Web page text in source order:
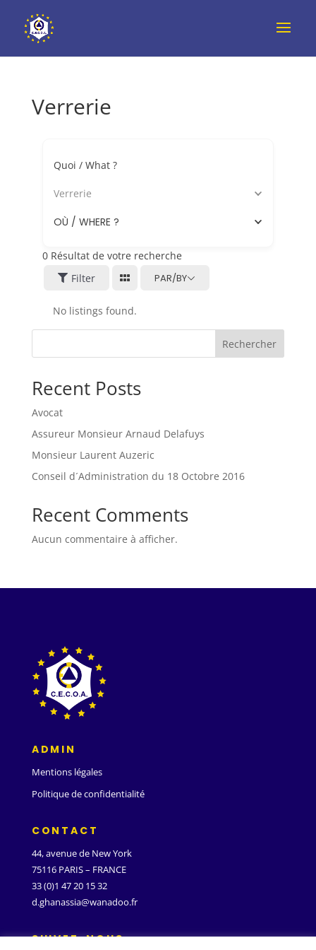
Verrerie
Quoi / What ?
Verrerie
OÙ / WHERE ?
0Résultat de votre recherche
Filter
PAR/BY
No listings found.
Rechercher
Recent Posts
Avocat
Assureur Monsieur Arnaud Delafuys
Monsieur Laurent Auzeric
Conseil d´Administration du 18 Octobre 2016
Recent Comments
Aucun commentaire à afficher.
ADMIN
Mentions légales
Politique de confidentialité
CONTACT
44, avenue de New York
75116 PARIS – FRANCE
33 (0)1 47 20 15 32
d.ghanassia@wanadoo.fr
SUIVEZ-NOUS